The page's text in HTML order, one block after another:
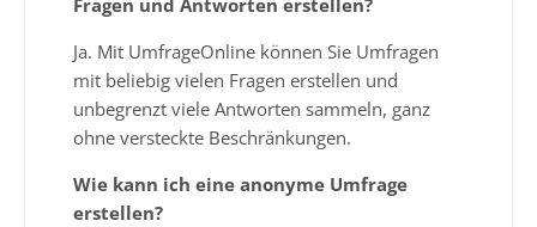
Ja. Mit UmfrageOnline können Sie Umfragen
mit beliebig vielen Fragen erstellen und
unbegrenzt viele Antworten sammeln, ganz
ohne versteckte Beschränkungen.
Wie kann ich eine anonyme Umfrage
erstellen?